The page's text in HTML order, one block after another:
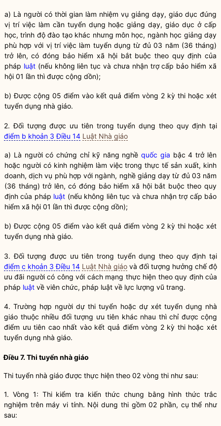
a) Là người có thời gian làm nhiệm vụ giảng dạy, giáo dục đúng
vị trí việc làm cần tuyển dụng hoặc giảng dạy, giáo dục ở cấp
học, trình độ đào tạo khác nhưng môn học, ngành học giảng dạy
phù hợp với vị trí việc làm tuyển dụng từ đủ 03 năm (36 tháng)
trở lên, có đóng bảo hiểm xã hội bắt buộc theo quy định của
pháp luật(nếu không liên tục và chưa nhận trợ cấp bảo hiểm xã
hội 01 lần thì được cộng dồn);
b) Được cộng 05 điểm vào kết quả điểm vòng 2 kỳ thi hoặc xét
tuyển dụng nhà giáo.
2. Đối tượng được ưu tiên trong tuyển dụng theo quy định tại
điểm b khoản 3 Điều 14 Luật Nhà giáo
a) Là người có chứng chỉ kỹ năng nghềquốc gia bậc 4 trở lên
hoặc người có kinh nghiệm làm việc trong thực tế sản xuất, kinh
doanh, dịch vụ phù hợp với ngành, nghề giảng dạy từ đủ 03 năm
(36 tháng) trở lên, có đóng bảo hiểm xã hội bắt buộc theo quy
định của pháp luật (nếu không liên tục và chưa nhận trợ cấp bảo
hiểm xã hội 01 lần thì được cộng dồn);
b) Được cộng 05 điểm vào kết quả điểm vòng 2 kỳ thi hoặc xét
tuyển dụng nhà giáo.
3. Đối tượng được ưu tiên trong tuyển dụng theo quy định tại
điểm c khoản 3 Điều 14 Luật Nhà giáo và đối tượng hưởng chế độ
ưu đãi người có công với cách mạng thực hiện theo quy định của
pháp luật về viên chức, pháp luật về lực lượng vũ trang.
4. Trường hợp người dự thi tuyển hoặc dự xét tuyển dụng nhà
giáo thuộc nhiều đối tượng ưu tiên khác nhau thì chỉ được cộng
điểm ưu tiên cao nhất vào kết quả điểm vòng 2 kỳ thi hoặc xét
tuyển dụng nhà giáo.
Điều 7. Thi tuyển nhà giáo
Thi tuyển nhà giáo được thực hiện theo 02 vòng thi như sau:
1. Vòng 1: Thi kiểm tra kiến thức chung bằng hình thức trắc
nghiệm trên máy vi tính. Nội dung thi gồm 02 phần, cụ thể như
sau: